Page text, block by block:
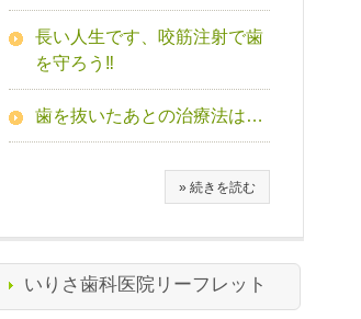
長い人生です、咬筋注射で歯
を守ろう‼
歯を抜いたあとの治療法は…
» 続きを読む
いりさ歯科医院リーフレット